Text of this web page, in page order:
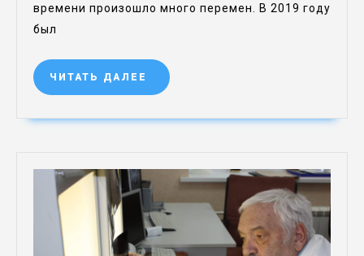
времени произошло много перемен. В 2019 году
был
ЧИТАТЬ ДАЛЕЕ